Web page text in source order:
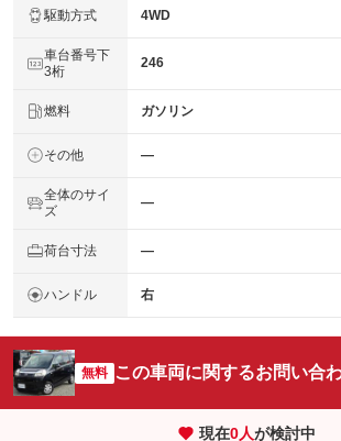
駆動方式 4WD
車台番号下
3桁
246
燃料 ガソリン
その他 ―
全体のサイ
ズ
―
荷台寸法 ―
ハンドル 右
無料 この車両に関するお問い合
現在0人が検討中